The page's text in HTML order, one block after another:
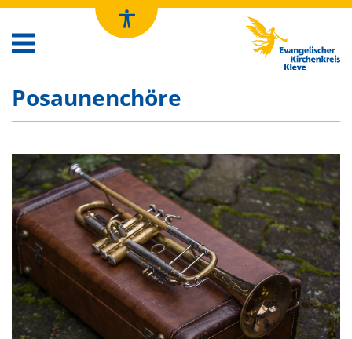
Kirchenkreis Kleve
Posaunenchöre